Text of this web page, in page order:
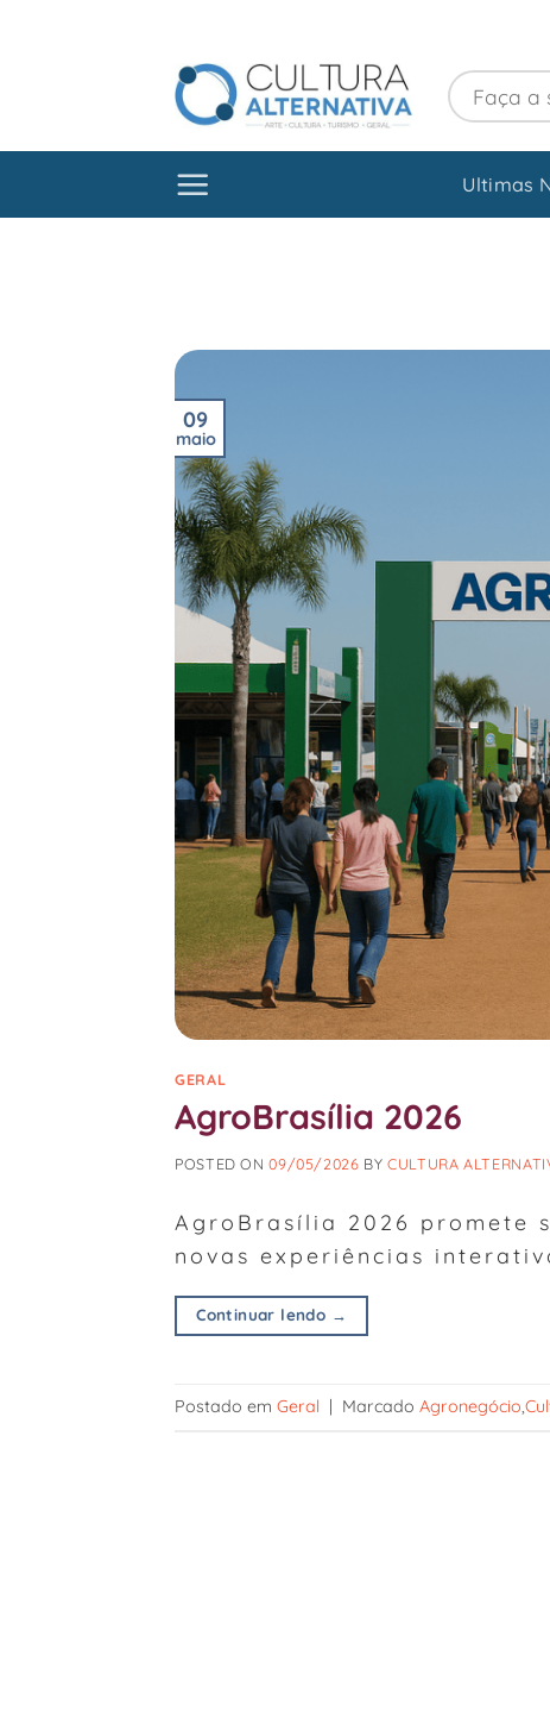
Ultimas
09
maio
GERAL
AgroBrasília 2026
POSTED ON09/05/2026 BYCULTURA
AgroBrasília 2026 promete
novas experiências
Continuar lendo →
Postado em Geral | Marcado Agronegócio,